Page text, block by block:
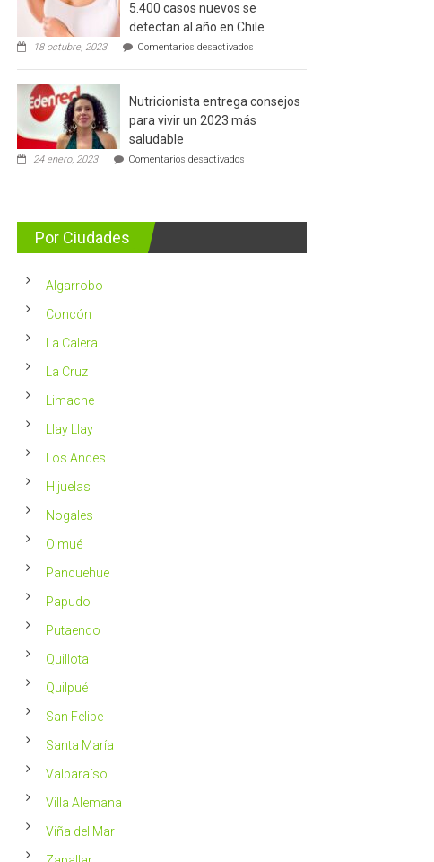
5.400 casos nuevos se
detectan al año en Chile
18 octubre, 2023 Comentarios desactivados
de
Más
Nutricionista entrega consejos
para vivir un 2023 más
saludable
24 enero, 2023 Comentarios desactivados
2023
Por Ciudades
Algarrobo
Concón
La Calera
La Cruz
Limache
Llay Llay
Los Andes
Hijuelas
Nogales
Olmué
Panquehue
Papudo
Putaendo
Quillota
Quilpué
San Felipe
Santa María
Valparaíso
Villa Alemana
Viña del Mar